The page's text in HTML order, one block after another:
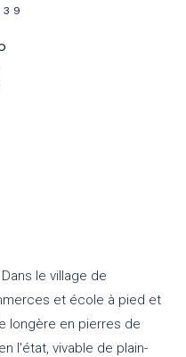
le village de
et école à pied et
longère en pierres de
l'état, vivable de plain-